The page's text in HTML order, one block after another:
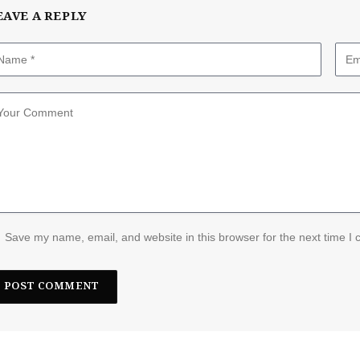
A REPLY
Save my name, email, and website in this browser for the next time I